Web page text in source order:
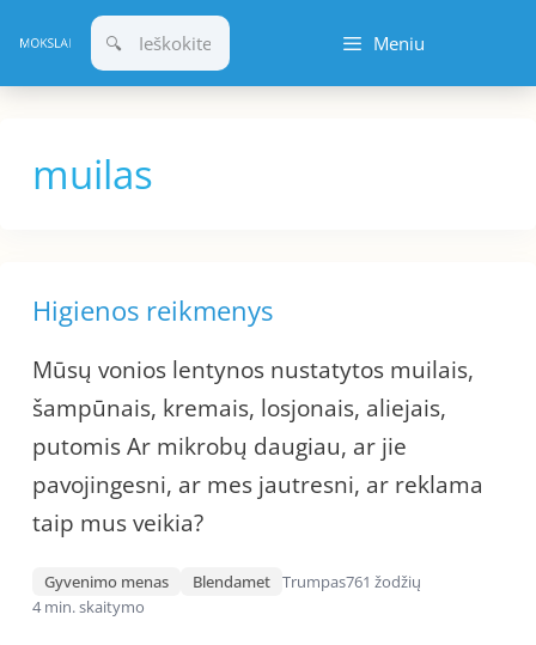
prie
turinio
Meniu
muilas
Higienos reikmenys
Mūsų vonios lentynos nustatytos muilais,
šampūnais, kremais, losjonais, aliejais,
putomis Ar mikrobų daugiau, ar jie
pavojingesni, ar mes jautresni, ar reklama
taip mus veikia?
Gyvenimo menas Blendamet Trumpas761 žodžių
4 min. skaitymo